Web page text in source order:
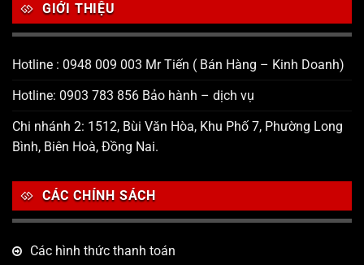
GIỚI THIỆU
Hotline : 0948 009 003 Mr Tiến ( Bán Hàng – Kinh Doanh)
Hotline: 0903 783 856 Bảo hành – dịch vụ
Chi nhánh 2: 1512, Bùi Văn Hòa, Khu Phố 7, Phường Long
Bình, Biên Hoà, Đồng Nai.
CÁC CHÍNH SÁCH
Các hình thức thanh toán